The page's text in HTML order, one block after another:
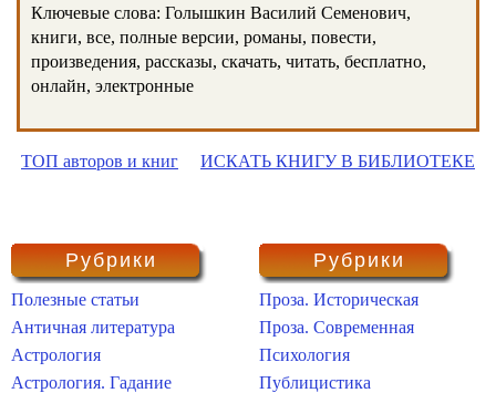
Ключевые слова: Голышкин Василий Семенович,
книги, все, полные версии, романы, повести,
произведения, рассказы, скачать, читать, бесплатно,
онлайн, электронные
ТОП авторов и книг ИСКАТЬ КНИГУ В БИБЛИОТЕКЕ
Рубрики
Полезные статьи
Античная литература
Астрология
Астрология. Гадание
Рубрики
Проза. Историческая
Проза. Современная
Психология
Публицистика